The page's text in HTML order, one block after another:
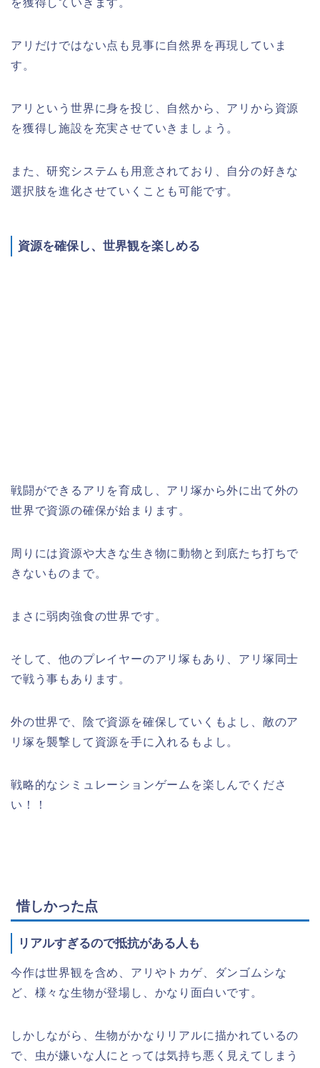
アリだけではない点も見事に自然界を再現していま
す。
アリという世界に身を投じ、自然から、アリから資源
を獲得し施設を充実させていきましょう。
また、研究システムも用意されており、自分の好きな
選択肢を進化させていくことも可能です。
資源を確保し、世界観を楽しめる
戦闘ができるアリを育成し、アリ塚から外に出て外の
世界で資源の確保が始まります。
周りには資源や大きな生き物に動物と到底たち打ちで
きないものまで。
まさに弱肉強食の世界です。
そして、他のプレイヤーのアリ塚もあり、アリ塚同士
で戦う事もあります。
外の世界で、陰で資源を確保していくもよし、敵のア
リ塚を襲撃して資源を手に入れるもよし。
戦略的なシミュレーションゲームを楽しんでくださ
い！！
惜しかった点
リアルすぎるので抵抗がある人も
今作は世界観を含め、アリやトカゲ、ダンゴムシな
ど、様々な生物が登場し、かなり面白いです。
しかしながら、生物がかなりリアルに描かれているの
で、虫が嫌いな人にとっては気持ち悪く見えてしまう